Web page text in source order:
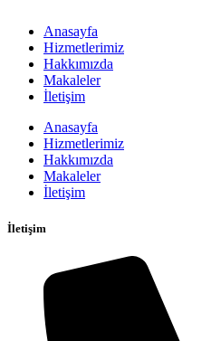
Anasayfa
Hizmetlerimiz
Hakkımızda
Makaleler
İletişim
Anasayfa
Hizmetlerimiz
Hakkımızda
Makaleler
İletişim
İletişim